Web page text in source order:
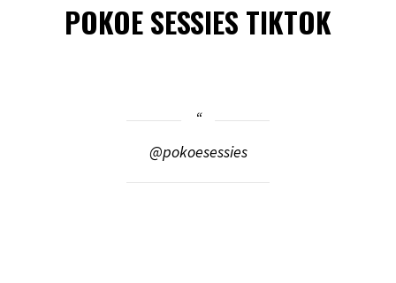
POKOE SESSIES TIKTOK
@pokoesessies